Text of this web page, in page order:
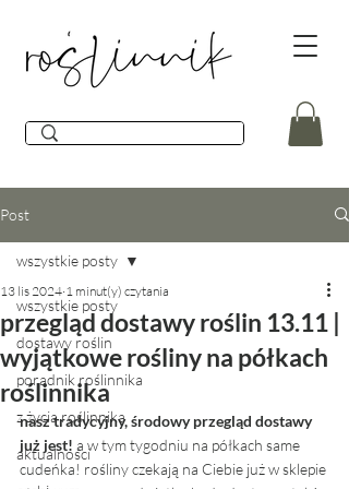
Post
wszystkie posty
dostawy roślin
poradnik roślinnika
z życia roślinnika
aktualności
wszystkie posty
przegląd dostawy roślin 13.11 |
wyjątkowe rośliny na półkach
roślinnika
13 lis 2024 1 minut(y) czytania
nasz tradycyjny, środowy przegląd dostawy
już jest! a w tym tygodniu na półkach same
cudeńka! rośliny czekają na Ciebie już w sklepie